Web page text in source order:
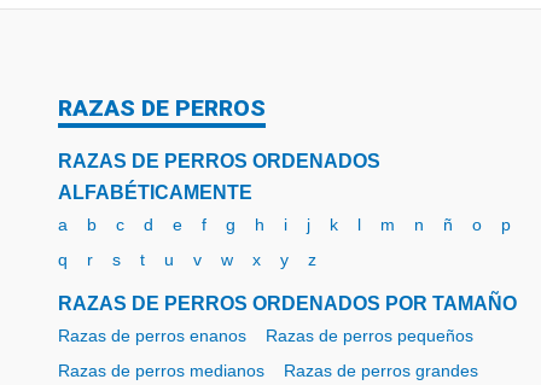
RAZAS DE PERROS
RAZAS DE PERROS ORDENADOS
ALFABÉTICAMENTE
a b c d e f g h i j k l m n ñ o
p
q
r s t u v w x y z
RAZAS DE PERROS ORDENADOS POR TAMAÑO
Razas de perros enanos
Razas de perros pequeños
Razas de perros medianos
Razas de perros grandes